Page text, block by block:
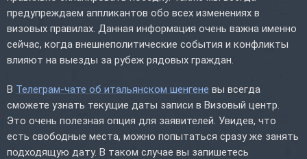
предупреждаем аппликантов обо всех изменениях в
визовых правилах. Данная информация очень важна именно
сейчас, когда внешнеполитические события и конфликты
влияют на выезды за рубеж рядовых граждан.
В Телеграм-чате об итальянском шенгене вы всегда
сможете узнать текущие даты записи в Визовый центр.
Это очень полезная опция для заявителей. Увидев, что
есть свободные места, можно попытаться сразу же занять
подходящую дату. В таком случае вы запишетесь